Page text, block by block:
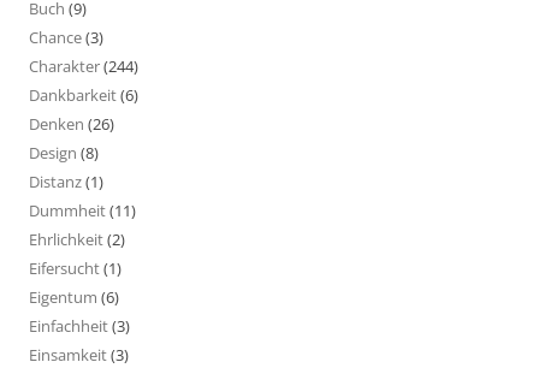
Buch (9)
Chance(3)
Charakter(244)
Dankbarkeit(6)
Denken (26)
Design (8)
Distanz(1)
Dummheit(11)
Ehrlichkeit(2)
Eifersucht(1)
Eigentum (6)
Einfachheit(3)
Einsamkeit(3)